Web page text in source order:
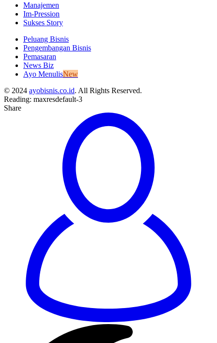
Manajemen
Im-Pression
Sukses Story
Peluang Bisnis
Pengembangan Bisnis
Pemasaran
News Biz
Ayo MenulisNew
© 2024 ayobisnis.co.id. All Rights Reserved.
Reading: maxresdefault-3
Share